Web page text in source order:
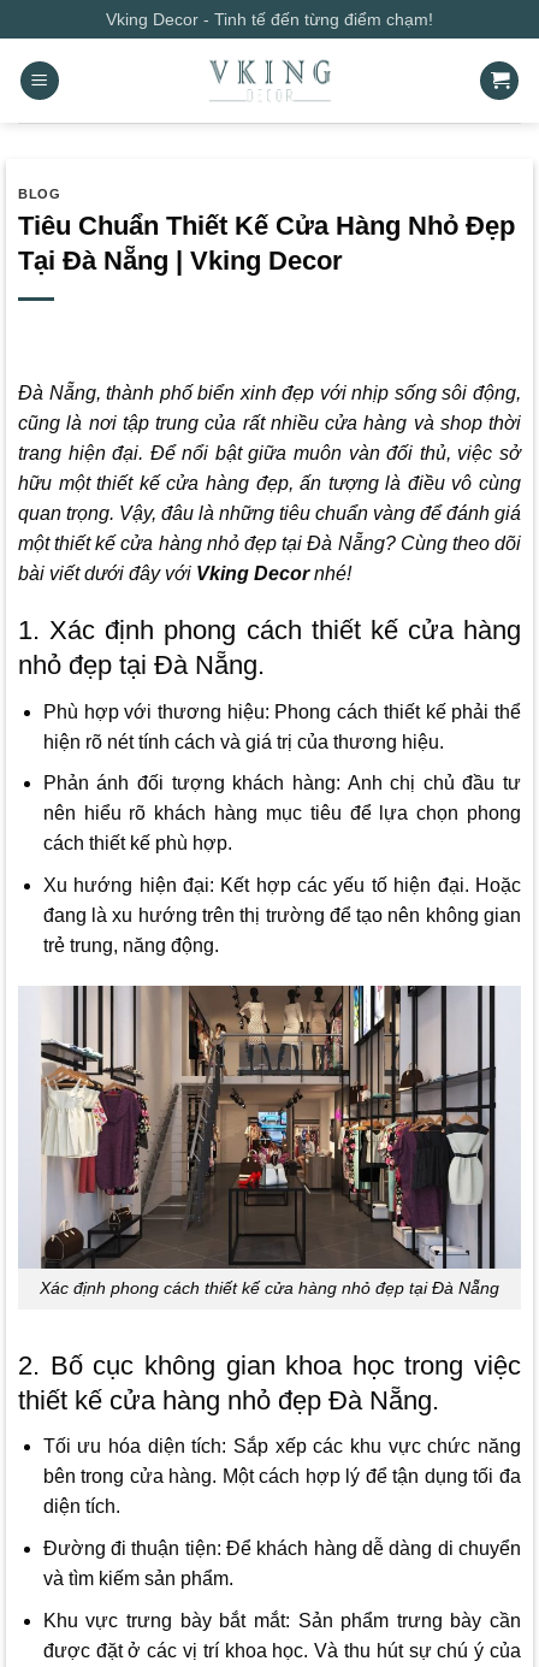
qua
nội
dung
Vking Decor - Tinh tế đến từng điểm chạm!
BLOG
Tiêu Chuẩn Thiết Kế Cửa Hàng Nhỏ Đẹp
Tại Đà Nẵng | Vking Decor
Đà Nẵng, thành phố biển xinh đẹp với nhịp sống sôi động,
cũng là nơi tập trung của rất nhiều cửa hàng và shop thời
trang hiện đại. Để nổi bật giữa muôn vàn đối thủ, việc sở
hữu một thiết kế cửa hàng đẹp, ấn tượng là điều vô cùng
quan trọng. Vậy, đâu là những tiêu chuẩn vàng để đánh giá
một thiết kế cửa hàng nhỏ đẹp tại Đà Nẵng? Cùng theo dõi
bài viết dưới đây với Vking Decornhé!
1. Xác định phong cách thiết kế cửa hàng
nhỏ đẹp tại Đà Nẵng.
Phù hợp với thương hiệu: Phong cách thiết kế phải thể
hiện rõ nét tính cách và giá trị của thương hiệu.
Phản ánh đối tượng khách hàng: Anh chị chủ đầu tư
nên hiểu rõ khách hàng mục tiêu để lựa chọn phong
cách thiết kế phù hợp.
Xu hướng hiện đại: Kết hợp các yếu tố hiện đại. Hoặc
đang là xu hướng trên thị trường để tạo nên không gian
trẻ trung, năng động.
Xác định phong cách thiết kế cửa hàng nhỏ đẹp tại Đà Nẵng
2. Bố cục không gian khoa học trong việc
thiết kế cửa hàng nhỏ đẹp Đà Nẵng.
Tối ưu hóa diện tích: Sắp xếp các khu vực chức năng
bên trong cửa hàng. Một cách hợp lý để tận dụng tối đa
diện tích.
Đường đi thuận tiện: Để khách hàng dễ dàng di chuyển
và tìm kiếm sản phẩm.
Khu vực trưng bày bắt mắt: Sản phẩm trưng bày cần
được đặt ở các vị trí khoa học. Và thu hút sự chú ý của